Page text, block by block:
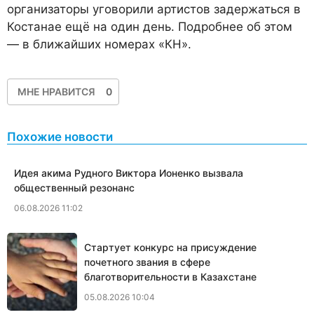
организаторы уговорили артистов задержаться в
Костанае ещё на один день. Подробнее об этом
— в ближайших номерах «КН».
МНЕ НРАВИТСЯ 0
Похожие новости
Идея акима Рудного Виктора Ионенко вызвала
общественный резонанс
06.08.2026 11:02
Стартует конкурс на присуждение
почетного звания в сфере
благотворительности в Казахстане
05.08.2026 10:04